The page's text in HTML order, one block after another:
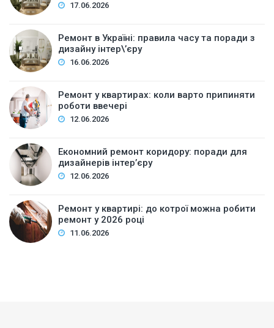
17.06.2026
Ремонт в Україні: правила часу та поради з
дизайну інтер\’єру
16.06.2026
Ремонт у квартирах: коли варто припиняти
роботи ввечері
12.06.2026
Економний ремонт коридору: поради для
дизайнерів інтер’єру
12.06.2026
Ремонт у квартирі: до котрої можна робити
ремонт у 2026 році
11.06.2026